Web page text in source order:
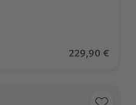
Aktueller
229,90 €